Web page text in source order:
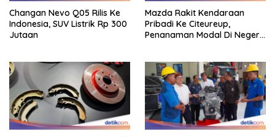
Changan Nevo Q05 Rilis Ke
Indonesia, SUV Listrik Rp 300
Jutaan
Mazda Rakit Kendaraan
Pribadi Ke Citeureup,
Penanaman Modal Di Negeri